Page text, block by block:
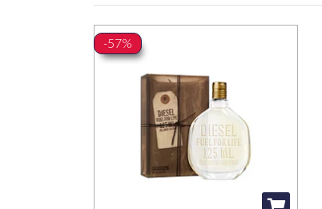
-57%